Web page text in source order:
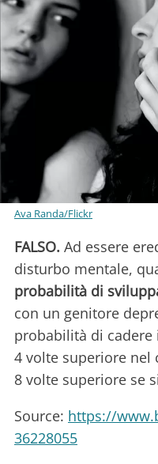
Ava Randa/Flickr
FALSO. Ad essere
disturbo mentale,
probabilità di
con un genitore
probabilità di
4 volte superiore nel
8 volte superiore se
Source: https://
36228055